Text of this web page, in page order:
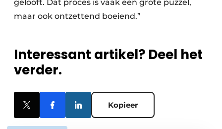
gelooft. Dat proces is vaak een grote puzzel,
maar ook ontzettend boeiend.”
Interessant artikel? Deel het
verder.
Kopieer